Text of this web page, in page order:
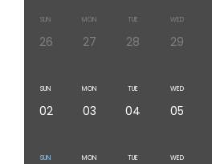
SUN
26
MON
27
TUE
28
WED
29
SUN
02
MON
03
TUE
04
WED
05
SUN MON TUE WED